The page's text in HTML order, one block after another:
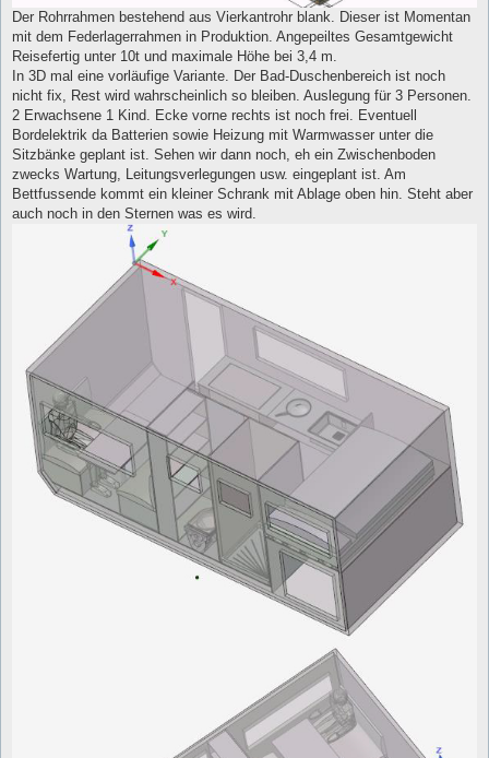
Der Rohrrahmen bestehend aus Vierkantrohr blank. Dieser ist Momentan
mit dem Federlagerrahmen in Produktion. Angepeiltes Gesamtgewicht
Reisefertig unter 10t und maximale Höhe bei 3,4 m.
In 3D mal eine vorläufige Variante. Der Bad-Duschenbereich ist noch
nicht fix, Rest wird wahrscheinlich so bleiben. Auslegung für 3 Personen.
2 Erwachsene 1 Kind. Ecke vorne rechts ist noch frei. Eventuell
Bordelektrik da Batterien sowie Heizung mit Warmwasser unter die
Sitzbänke geplant ist. Sehen wir dann noch, eh ein Zwischenboden
zwecks Wartung, Leitungsverlegungen usw. eingeplant ist. Am
Bettfussende kommt ein kleiner Schrank mit Ablage oben hin. Steht aber
auch noch in den Sternen was es wird.